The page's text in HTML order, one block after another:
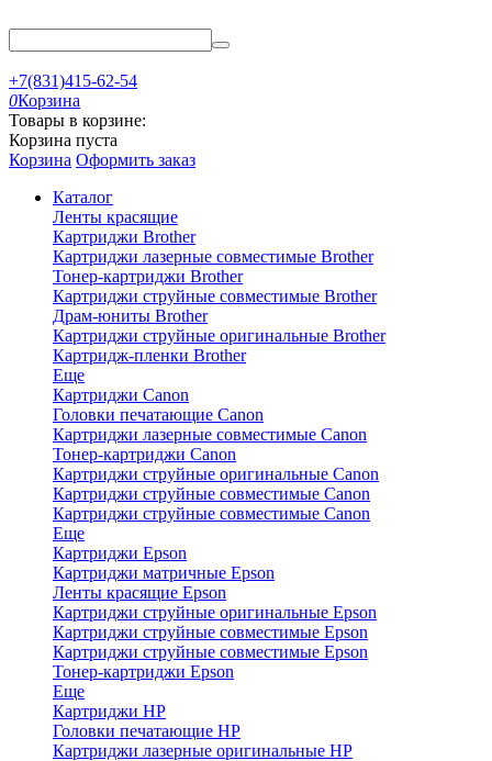
+7(831)415-62-54
0Корзина
Товары в корзине:
Корзина пуста
Корзина Оформить заказ
Каталог
Ленты красящие
Картриджи Brother
Картриджи лазерные совместимые Brother
Тонер-картриджи Brother
Картриджи струйные совместимые Brother
Драм-юниты Brother
Картриджи струйные оригинальные Brother
Картридж-пленки Brother
Еще
Картриджи Canon
Головки печатающие Canon
Картриджи лазерные совместимые Canon
Тонер-картриджи Canon
Картриджи струйные оригинальные Canon
Картриджи струйные совместимые Canon
Картриджи струйные совместимые Canon
Еще
Картриджи Epson
Картриджи матричные Epson
Ленты красящие Epson
Картриджи струйные оригинальные Epson
Картриджи струйные совместимые Epson
Картриджи струйные совместимые Epson
Тонер-картриджи Epson
Еще
Картриджи HP
Головки печатающие HP
Картриджи лазерные оригинальные HP